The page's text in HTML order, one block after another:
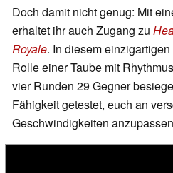
Doch damit nicht genug: Mit
erhaltet ihr auch Zugang zu
Royale. In diesem
Rolle einer Taube mit
vier Runden 29 Gegner
Fähigkeit getestet, euch an
Geschwindigkeiten